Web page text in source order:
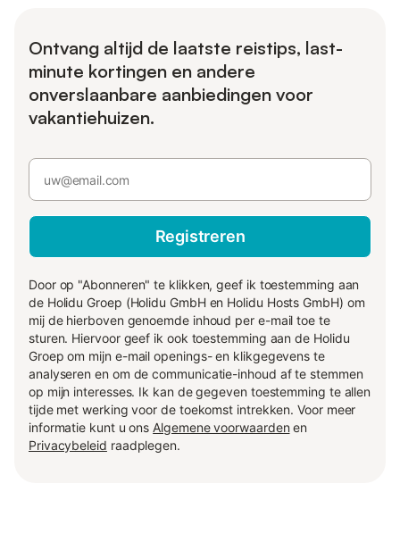
Ontvang altijd de laatste reistips, last-
minute kortingen en andere
onverslaanbare aanbiedingen voor
vakantiehuizen.
Registreren
Door op "Abonneren" te klikken, geef ik toestemming aan
de Holidu Groep (Holidu GmbH en Holidu Hosts GmbH) om
mij de hierboven genoemde inhoud per e-mail toe te
sturen. Hiervoor geef ik ook toestemming aan de Holidu
Groep om mijn e-mail openings- en klikgegevens te
analyseren en om de communicatie-inhoud af te stemmen
op mijn interesses. Ik kan de gegeven toestemming te allen
tijde met werking voor de toekomst intrekken. Voor meer
informatie kunt u onsAlgemene voorwaarden en
Privacybeleid raadplegen.